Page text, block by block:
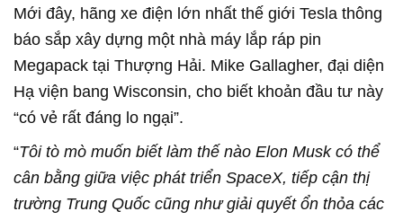
Mới đây, hãng xe điện lớn nhất thế giới Tesla thông
báo sắp xây dựng một nhà máy lắp ráp pin
Megapack tại Thượng Hải. Mike Gallagher, đại diện
Hạ viện bang Wisconsin, cho biết khoản đầu tư này
“có vẻ rất đáng lo ngại”.
“Tôi tò mò muốn biết làm thế nào Elon Musk có thể
cân bằng giữa việc phát triển SpaceX, tiếp cận thị
trường Trung Quốc cũng như giải quyết ổn thỏa các